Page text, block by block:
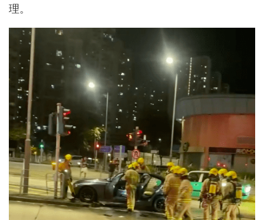
理。